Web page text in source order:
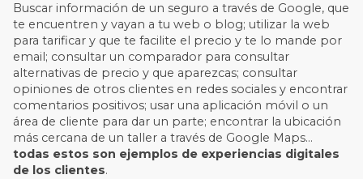
Buscar información de un seguro a través de Google, que
te encuentren y vayan a tu web o blog; utilizar la web
para tarificar y que te facilite el precio y te lo mande por
email; consultar un comparador para consultar
alternativas de precio y que aparezcas; consultar
opiniones de otros clientes en redes sociales y encontrar
comentarios positivos; usar una aplicación móvil o un
área de cliente para dar un parte; encontrar la ubicación
más cercana de un taller a través de Google Maps…
todas estos son ejemplos de experiencias digitales
de los clientes.